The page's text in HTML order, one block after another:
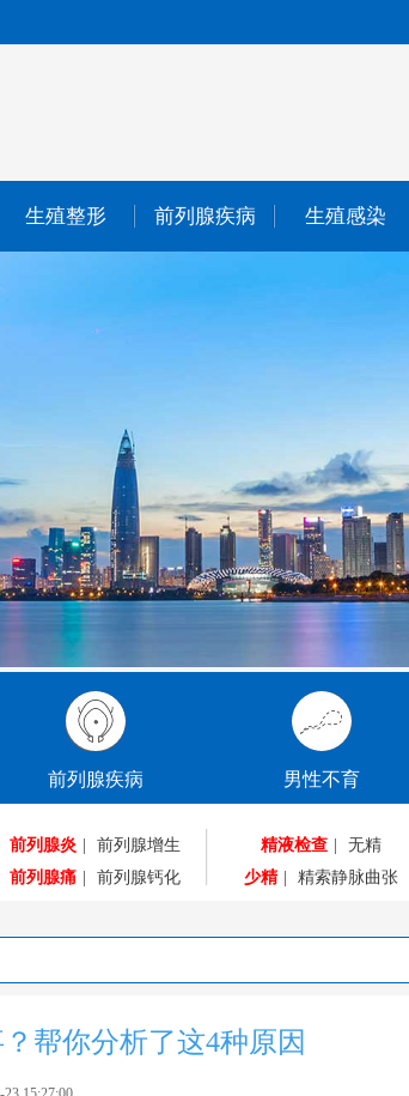
生殖整形 前列腺疾病 生殖感染
前列腺疾病
前列腺炎 |
前列腺增生
前列腺痛 | 前列腺钙化
男性不育
精液检查 |
无精
少精 | 精索静脉曲张
帮你分析了这4种原因